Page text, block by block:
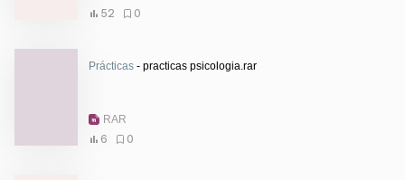
52
0
Prácticas - practicas psicologia.rar
RAR
6
0